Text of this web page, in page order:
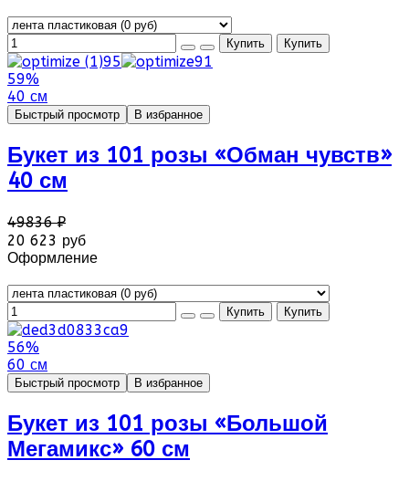
59%
40 см
Быстрый просмотр В избранное
Букет из 101 розы «Обман чувств»
40 см
49836 ₽
20 623 руб
Оформление
56%
60 см
Быстрый просмотр В избранное
Букет из 101 розы «Большой
Мегамикс» 60 см